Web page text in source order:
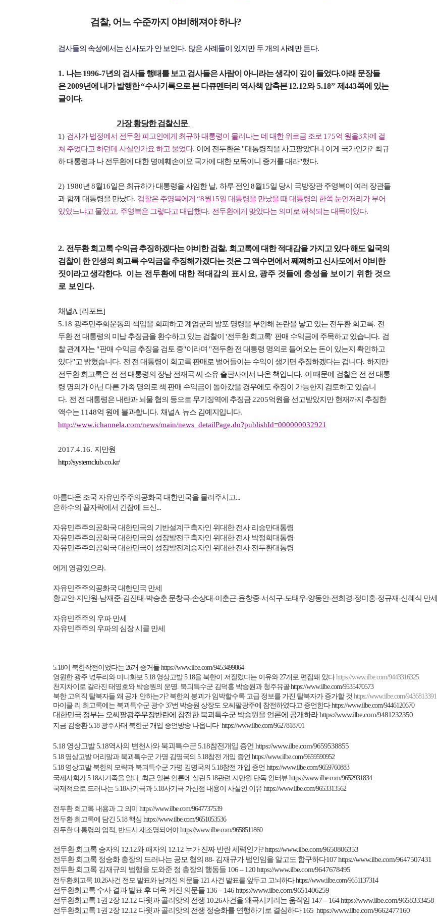
검찰, 어느 수준까지 야비해져야 하나?
검사들의 속성에서는 신사도가 안 보인다. 많은 사례들이 있지만 두 개의 사례만 든다.
1. 나는1996-7년의 검사들 행태를 보고 검사들은 사람이 아니라는 생각이 깊이 들었다.아래 문장들
은2009년에 내가 발행한“수사기록으로 본 다큐멘터리 역사책 압축본12.12와 5.18” 제 443쪽에 있는
글이다.
가장 황당한 검찰신문
1) 검사가 법정에서 전두환 피고인에게 최규하 대통령이 물러나는 데 대한 위로금 조로 175억 원을3차에 걸
쳐 주었다고 하던데 사실인가요 하고 물었다. 이에 전두환은 "대통령직을 사고팔았다니 이게 국가인가? 최규
하 대통령과 나 전두환에 대한 명예훼손이요 국가에 대한 모독이니 증거를 대라"했다.
2) 1980년 8월16일은 최규하가 대통령을 사임한 날, 하루 전인 8월15일 당시 국방장관 주영복이 여러 장관들
과 함께 대통령을 만났다. 검찰은 주영복에게 “8월15일 대통령을 만났을 때 대통령의 한쪽 눈언저리가 부어
있었느냐고 물었고, 주영복은 그렇다고 대답했다. 전두환에게 맞았다는 의미로 해석되는 대목이었다.
2. 전두환 회고록 수익금 추징하겠다는 야비한 검찰, 회고록에 대한 적대감을 가지고 있다 해도 일국의
검찰이 한 인생의 회고록 수익금을 추징해가겠다는 것은 그 액수면에서 쩨쩨하고 신사도에서 야비한
짓이라고 생각한다. 이는 전두환에 대한 적대감의 표시요, 광주 것들에 충성을 보이기 위한 것으
로 보인다.
채녈A [리포트]
5.18 광주민주화운동의 책임을 회피하고 계엄군의 발포 명령을 부인해 논란을 낳고 있는 전두환 회고록. 전
두환 전 대통령의 미납 추징금을 환수하고 있는 검찰이 '전두환 회고록' 판매 수익금에 주목하고 있습니다. 검
찰 관계자는 "판매 수익금 추징을 검토 중"이라며 "전두환 전 대통령 명의로 들어오는 돈이 있는지 확인하고
있다"고 밝혔습니다. 전 전 대통령이 회고록 판매로 벌어들이는 수익이 생기면 추징하겠다는 겁니다. 하지만
전두환 회고록은 전 전 대통령의 장남 전재국 씨 소유 출판사에서 나온 책입니다. 이 때문에 검찰은 전 전 대통
령 명의가 아닌 다른 가족 명의로 책 판매 수익금이 돌아갔을 경우에도 추징이 가능한지 검토하고 있습니
다. 전 전 대통령은 내란과 뇌물 혐의 등으로 무기징역에 추징금 2205억원을 선고받았지만 현재까지 추징한
액수는 1148억 원에 불과합니다. 채널A 뉴스 김예지입니다.
http://www.ichannela.com/news/main/news_detailPage.do?publishId=000000032921
2017.4.16. 지만원
http://systemclub.co.kr/
아름다운 조국 자유민주주의공화국 대한민국을 물려주시고...
은하수의 끝자락에서 긴잠에 드신 ...
자유민주주의공화국 대한민국의 기반설계구축자인 위대한 전사 리승만대통령
자유민주주의공화국 대한민국의 성장발전구축자인 위대한 전사 박정희대통령
자유민주주의공화국 대한민국이 성장발전계승자인 위대한 전사 전두환대통령
에게 영광있으라.
자유민주주의공화국 대한민국 만세
황교안-지만원-남재준-김진태-박승춘 문창극-손상대-이춘근-윤창중-서석구-도태우-양동안-전희경-정미홍-정규재-신혜식 만세
자유민주주의 우파 만세
자유민주주의 우파의 심장 시클 만세
5.18이 북한작전이었다는 26개 증거들 https://www.ilbe.com/9453499864
영원한 광주 넋두리와 미니화보 5.18 영상고발5.18을 북한이 저질렀다는 이유와27개로 편집돼 있다https://www.ilbe.com/9443316325
천지차이로 갈라진 태영호와 박승원의 운명. 북괴특수군 김덕홍 박승원과 청주유골https://www.ilbe.com/9535470573
북한 고위직 탈북자들 왜 공개 안하는가? 북한의 붕괴가 임박할수록 고급 정보를 가진 탈북자가 증가할 것 https://www.ilbe.com/9436813391
마이클 리 회고록에는 북괴특수군 광수 37번 박승원 상장도 오씨팔광주에 참전하였다고 증언한다 https://www.ilbe.com/9446120670
대한민국 정부는 오씨팔광주무장반란에 참전한 북괴특수군 박승원을 언론에 공개하라https://www.ilbe.com/9481232350
지금 김종환5.18 광주사태 북한군 개입 증언방송 나옵니다 https://www.ilbe.com/9627818701
5.18 영상고발5.18역사의 변천사와 북괴특수군 5.18참전개입 증언 https://www.ilbe.com/9659538855
5.18 영상고발 머리말과 북괴특수군 가명 김명국의 5.18참전 개입 증언 https://www.ilbe.com/9659590952
5.18 영상고발 북한의 모략과 북괴특수군 가명 김명국의 5.18참전 개입 증언 https://www.ilbe.com/9659760883
국제사회가5.18사기족을 알다. 최근 일본 언론에 실린 5.18관련 지만원 단독 인터뷰 https://www.ilbe.com/9652931834
국제적으로 드러나는 5.18사기극과5.18사기극 가산점 내용이 사실인 이유 https://www.ilbe.com/9653313562
전두환 회고록 내용과 그 의미 https://www.ilbe.com/9647737539
전두환 회고록에 담긴 5.18 핵심 https://www.ilbe.com/9651053536
전두환 대통령의 업적, 반드시 재조명되어야 https://www.ilbe.com/9658511860
전두환 회고록 승자의 12.12와패자의 12.12 누가 진짜 반란세력인가?https://www.ilbe.com/9650806353
전두환 회고록 정승화 총장의 드러나는 공모 혐의 88-김재규가 범인임을 알고도 함구하다107https://www.ilbe.com/9647507431
전두환 회고록 김재규의 범행을 도와준 정 총장의 행동들 106 – 120https://www.ilbe.com/9647678495
전두환회고록 10.26사건 전모 발표와 남겨진 의문들 121 사건 발표를 앞두고 고뇌하다 https://www.ilbe.com/9651137314
전두환회고록 수사 결과 발표 후 더욱 커진 의문들 136 – 146https://www.ilbe.com/9651406259
전두환회고록 1권 2장12.12 다윗과 골리앗의 전쟁 10.26사건을 왜곡시키려는 움직임 147 – 164https://www.ilbe.com/9658333458
전두환회고록 1권 2장12.12 다윗과 골리앗의 전쟁 정승화를 연행하기로 결심하다165 https://www.ilbe.com/9662477160